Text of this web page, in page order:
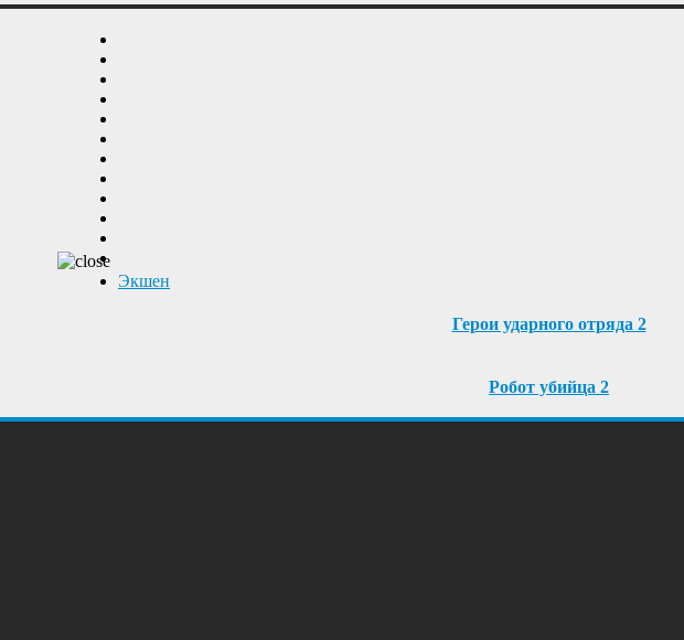
Экшен
Герои ударного отряда 2
Робот убийца 2